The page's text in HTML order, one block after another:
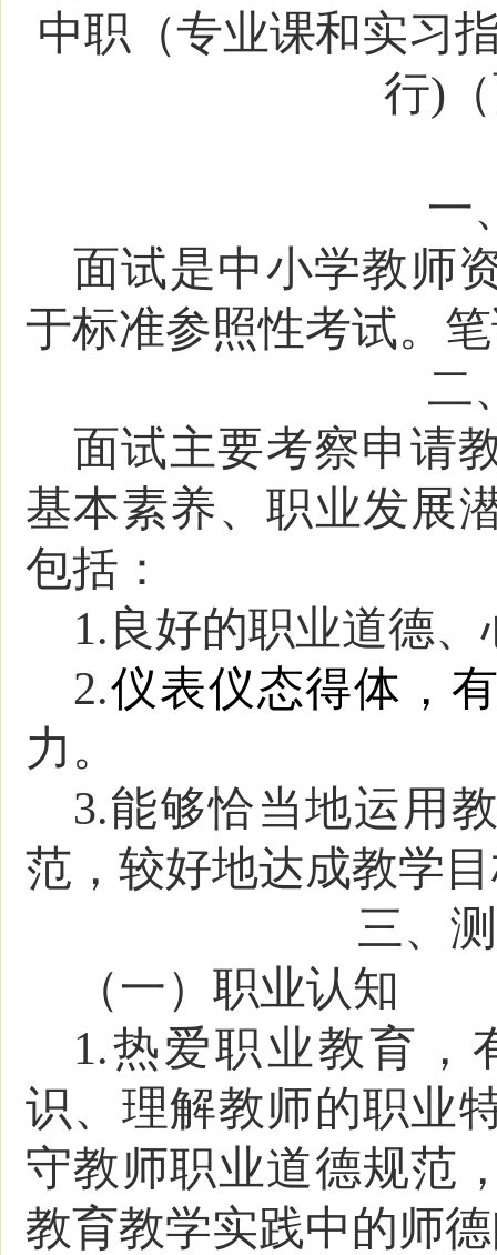
中职（专业课和实习
行)
一
面试是中小学教师
于标准参照性考试。
二
面试主要考察申请
基本素养、职业发展
包括：
1.良好的职业道德
2.仪表仪态得体，
力。
3.能够恰当地运用
范 ，较好地达成教学
三、
（一）职业认知
1.热爱职业教育，
识、理解教师的职业
守教师职业道德规范
教育教学实践中的师